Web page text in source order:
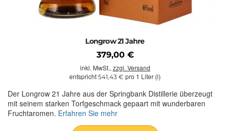
Longrow 21 Jahre
379,00 €
inkl. MwSt., zzgl. Versand
entspricht 541,43 € pro 1 Liter (l)
Der Longrow 21 Jahre aus der Springbank Distillerie überzeugt
mit seinem starken Torfgeschmack gepaart mit wunderbaren
Fruchtaromen. Erfahren Sie mehr